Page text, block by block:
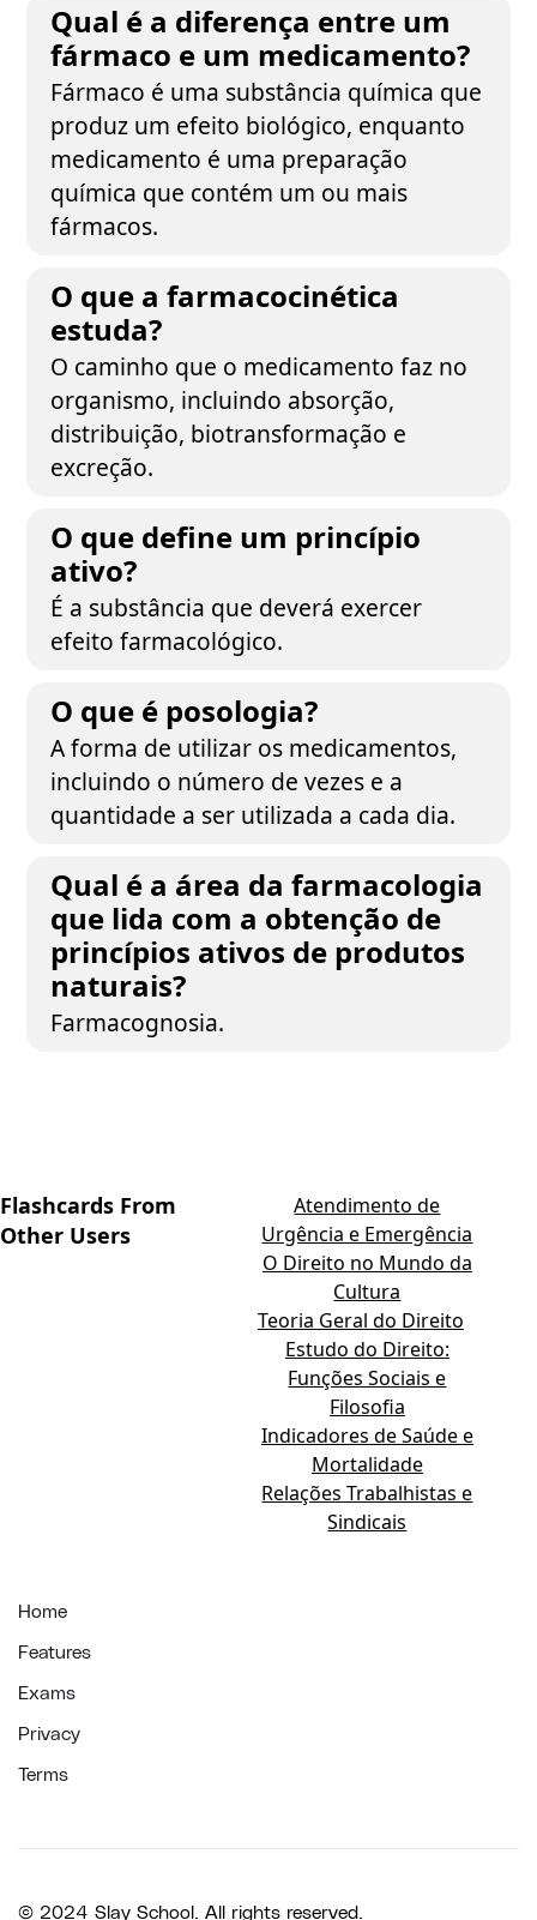
Qual é a diferença entre um
fármaco e um medicamento?
Fármaco é uma substância química que
produz um efeito biológico, enquanto
medicamento é uma preparação
química que contém um ou mais
fármacos.
O que a farmacocinética
estuda?
O caminho que o medicamento faz no
organismo, incluindo absorção,
distribuição, biotransformação e
excreção.
O que define um princípio
ativo?
É a substância que deverá exercer
efeito farmacológico.
O que é posologia?
A forma de utilizar os medicamentos,
incluindo o número de vezes e a
quantidade a ser utilizada a cada dia.
Qual é a área da farmacologia
que lida com a obtenção de
princípios ativos de produtos
naturais?
Farmacognosia.
Flashcards From
Other Users
Atendimento de
Urgência e Emergência
O Direito no Mundo da
Cultura
Teoria Geral do Direito
Estudo do Direito:
Funções Sociais e
Filosofia
Indicadores de Saúde e
Mortalidade
Relações Trabalhistas e
Sindicais
Home
Features
Exams
Privacy
Terms
© 2024 Slay School. All rights reserved.